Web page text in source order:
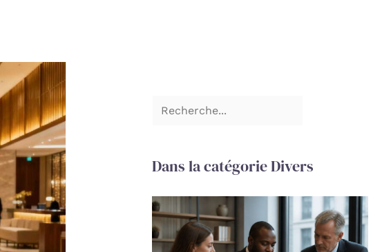
Dans la catégorie Divers